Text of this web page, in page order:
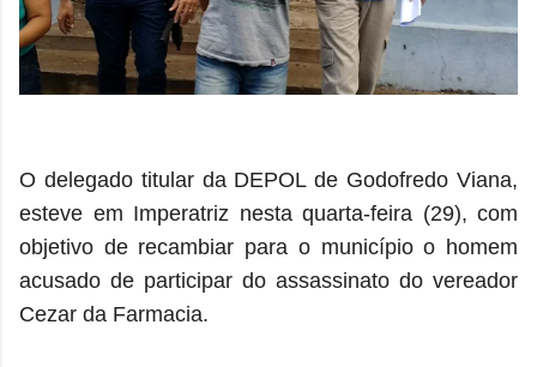
O delegado titular da DEPOL de Godofredo Viana,
esteve em Imperatriz nesta quarta-feira (29), com
objetivo de recambiar para o município o homem
acusado de participar do assassinato do vereador
Cezar da Farmacia.